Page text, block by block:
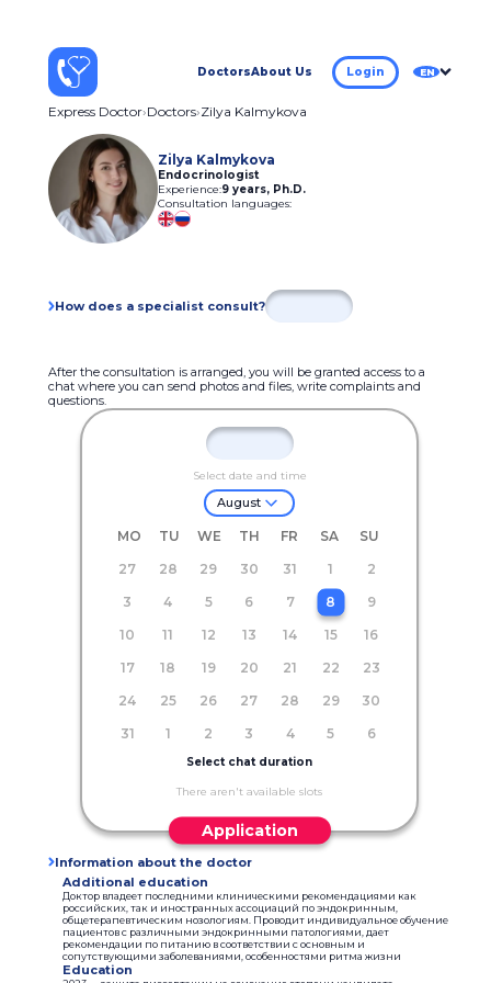
DoctorsAbout Us Login EN
Express Doctor Doctors Zilya Kalmykova
Zilya Kalmykova
Endocrinologist
Experience:9 years, Ph.D.
Consultation languages:
How does a specialist consult?
After the consultation is arranged, you will be granted access to a
chat where you can send photos and files, write complaints and
questions.
Select date and time
August
MO TU WE TH FR SA
SU
27
28 29 30 31 1
2
3
4 5 6 7 8
9
10
11 12 13 14 15
16
17
18 19 20 21 22
23
24
25 26 27 28 29
30
31
1 2 3 4 5 6
Select chat duration
There aren't available slots
Application
Information about the doctor
Additional education
Доктор владеет последними клиническими рекомендациями как
российских, так и иностранных ассоциаций по эндокринным,
общетерапевтическим нозологиям. Проводит индивидуальное обучение
пациентов с различными эндокринными патологиями, дает
рекомендации по питанию в соответствии с основным и
сопутствующими заболеваниями, особенностями ритма жизни
Education